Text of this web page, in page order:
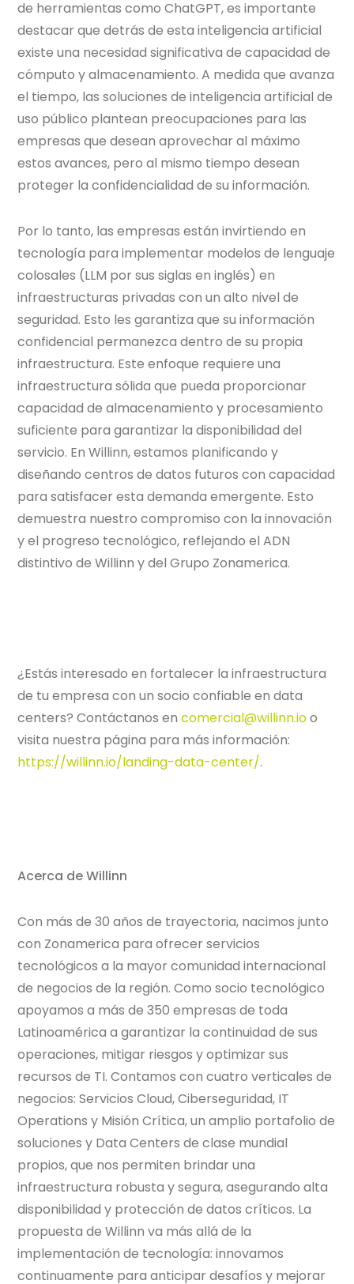
de herramientas como ChatGPT, es importante
destacar que detrás de esta inteligencia artificial
existe una necesidad significativa de capacidad de
cómputo y almacenamiento. A medida que avanza
el tiempo, las soluciones de inteligencia artificial de
uso público plantean preocupaciones para las
empresas que desean aprovechar al máximo
estos avances, pero al mismo tiempo desean
proteger la confidencialidad de su información.
Por lo tanto, las empresas están invirtiendo en
tecnología para implementar modelos de lenguaje
colosales (LLM por sus siglas en inglés) en
infraestructuras privadas con un alto nivel de
seguridad. Esto les garantiza que su información
confidencial permanezca dentro de su propia
infraestructura. Este enfoque requiere una
infraestructura sólida que pueda proporcionar
capacidad de almacenamiento y procesamiento
suficiente para garantizar la disponibilidad del
servicio. En Willinn, estamos planificando y
diseñando centros de datos futuros con capacidad
para satisfacer esta demanda emergente. Esto
demuestra nuestro compromiso con la innovación
y el progreso tecnológico, reflejando el ADN
distintivo de Willinn y del Grupo Zonamerica.
¿Estás interesado en fortalecer la infraestructura
de tu empresa con un socio confiable en data
centers? Contáctanos encomercial@willinn.ioo
visita nuestra página para más información:
https://willinn.io/landing-data-center/.
Acerca de Willinn
Con más de 30 años de trayectoria, nacimos junto
con Zonamerica para ofrecer servicios
tecnológicos a la mayor comunidad internacional
de negocios de la región. Como socio tecnológico
apoyamos a más de 350 empresas de toda
Latinoamérica a garantizar la continuidad de sus
operaciones, mitigar riesgos y optimizar sus
recursos de TI. Contamos con cuatro verticales de
negocios: Servicios Cloud, Ciberseguridad, IT
Operations y Misión Crítica, un amplio portafolio de
soluciones y Data Centers de clase mundial
propios, que nos permiten brindar una
infraestructura robusta y segura, asegurando alta
disponibilidad y protección de datos críticos. La
propuesta de Willinn va más allá de la
implementación de tecnología: innovamos
continuamente para anticipar desafíos y mejorar